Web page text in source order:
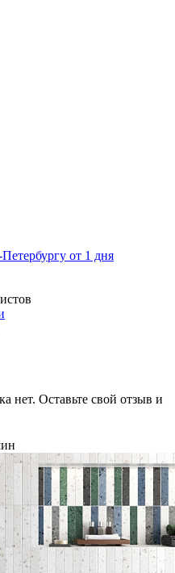
от 1 дня
нет. Оставьте свой отзыв и